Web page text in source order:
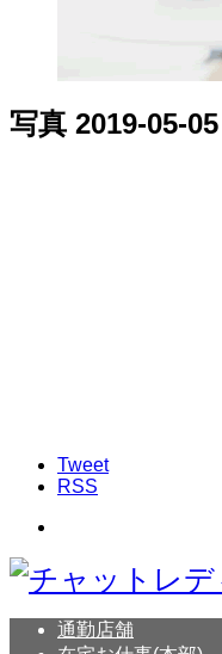
写真 2019-05-
Tweet
RSS
通勤店舗